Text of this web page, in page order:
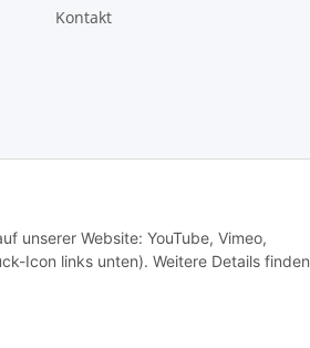
unserer Website: YouTube, Vimeo,
Icon links unten). Weitere Details finden
Kontakt